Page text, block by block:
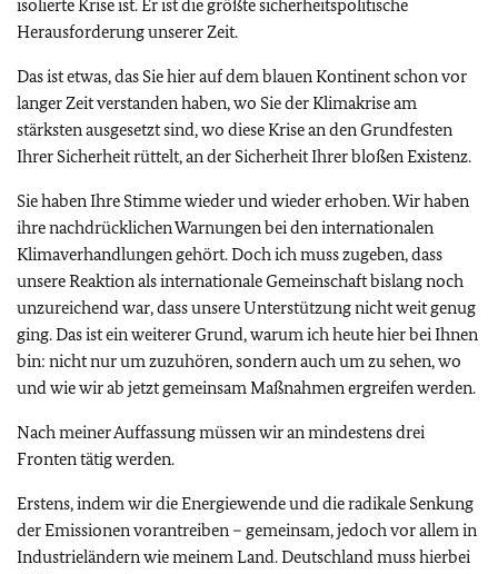
isolierte Krise ist. Er ist die größte sicherheitspolitische
Herausforderung unserer Zeit.
Das ist etwas, das Sie hier auf dem blauen Kontinent schon vor
langer Zeit verstanden haben, wo Sie der Klimakrise am
stärksten ausgesetzt sind, wo diese Krise an den Grundfesten
Ihrer Sicherheit rüttelt, an der Sicherheit Ihrer bloßen Existenz.
Sie haben Ihre Stimme wieder und wieder erhoben. Wir haben
ihre nachdrücklichen Warnungen bei den internationalen
Klimaverhandlungen gehört. Doch ich muss zugeben, dass
unsere Reaktion als internationale Gemeinschaft bislang noch
unzureichend war, dass unsere Unterstützung nicht weit genug
ging. Das ist ein weiterer Grund, warum ich heute hier bei Ihnen
bin: nicht nur um zuzuhören, sondern auch um zu sehen, wo
und wie wir ab jetzt gemeinsam Maßnahmen ergreifen werden.
Nach meiner Auffassung müssen wir an mindestens drei
Fronten tätig werden.
Erstens, indem wir die Energiewende und die radikale Senkung
der Emissionen vorantreiben – gemeinsam, jedoch vor allem in
Industrieländern wie meinem Land. Deutschland muss hierbei